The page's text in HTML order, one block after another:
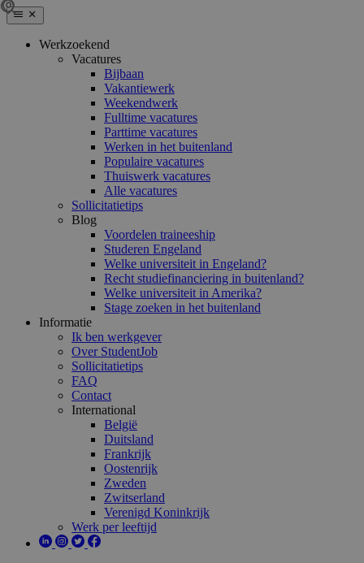
Werkzoekend
Vacatures
Bijbaan
Vakantiewerk
Weekendwerk
Fulltime vacatures
Parttime vacatures
Werken in het buitenland
Populaire vacatures
Thuiswerk vacatures
Alle vacatures
Sollicitatietips
Blog
Voordelen traineeship
Studeren Engeland
Welke universiteit in Engeland?
Recht studiefinanciering in buitenland?
Welke universiteit in Amerika?
Stage zoeken in het buitenland
Informatie
Ik ben werkgever
Over StudentJob
Sollicitatietips
FAQ
Contact
International
België
Duitsland
Frankrijk
Oostenrijk
Zweden
Zwitserland
Verenigd Koninkrijk
Werk per leeftijd